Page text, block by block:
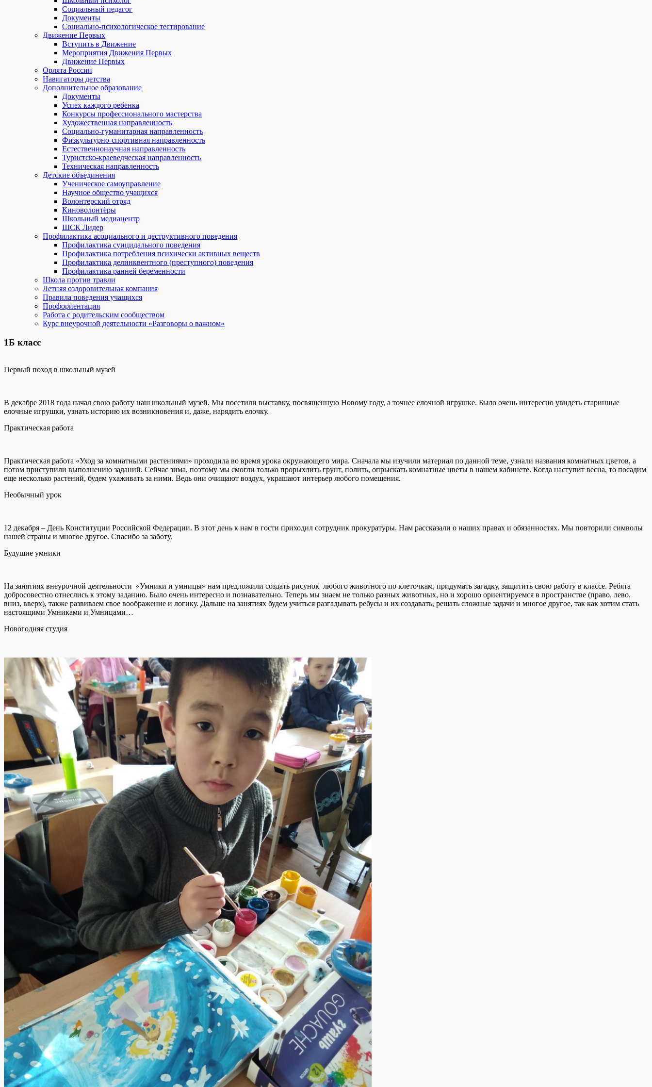
Социальный педагог
Документы
Социально-психологическое тестирование
Движение Первых
Вступить в Движение
Мероприятия Движения Первых
Движение Первых
Орлята России
Навигаторы детства
Дополнительное образование
Документы
Успех каждого ребенка
Конкурсы профессионального мастерства
Художественная направленность
Социально-гуманитарная направленность
Физкультурно-спортивная направленность
Естественнонаучная направленность
Туристско-краеведческая направленность
Техническая направленность
Детские объединения
Ученическое самоуправление
Научное общество учащихся
Волонтерский отряд
Киноволонтёры
Школьный медиацентр
ШСК Лидер
Профилактика асоциального и деструктивного поведения
Профилактика суицидального поведения
Профилактика потребления психически активных веществ
Профилактика делинквентного (преступного) поведения
Профилактика ранней беременности
Школа против травли
Летняя оздоровительная компания
Правила поведения учащихся
Профориентация
Работа с родительским сообществом
Курс внеурочной деятельности «Разговоры о важном»
1Б класс
Первый поход в школьный музей
В декабре 2018 года начал свою работу наш школьный музей. Мы посетили выставку, посвященную Новому году, а точнее елочной игрушке. Было очень интересно увидеть старинные
елочные игрушки, узнать историю их возникновения и, даже, нарядить елочку.
Практическая работа
Практическая работа «Уход за комнатными растениями» проходила во время урока окружающего мира. Сначала мы изучили материал по данной теме, узнали названия комнатных цветов, а
потом приступили выполнению заданий. Сейчас зима, поэтому мы смогли только прорыхлить грунт, полить, опрыскать комнатные цветы в нашем кабинете. Когда наступит весна, то посадим
еще несколько растений, будем ухаживать за ними. Ведь они очищают воздух, украшают интерьер любого помещения.
Необычный урок
12 декабря – День Конституции Российской Федерации. В этот день к нам в гости приходил сотрудник прокуратуры. Нам рассказали о наших правах и обязанностях. Мы повторили символы
нашей страны и многое другое. Спасибо за заботу.
Будущие умники
На занятиях внеурочной деятельности «Умники и умницы» нам предложили создать рисунок любого животного по клеточкам, придумать загадку, защитить свою работу в классе. Ребята
добросовестно отнеслись к этому заданию. Было очень интересно и познавательно. Теперь мы знаем не только разных животных, но и хорошо ориентируемся в пространстве (право, лево,
вниз, вверх), также развиваем свое воображение и логику. Дальше на занятиях будем учиться разгадывать ребусы и их создавать, решать сложные задачи и многое другое, так как хотим стать
настоящими Умниками и Умницами…
Новогодняя студия